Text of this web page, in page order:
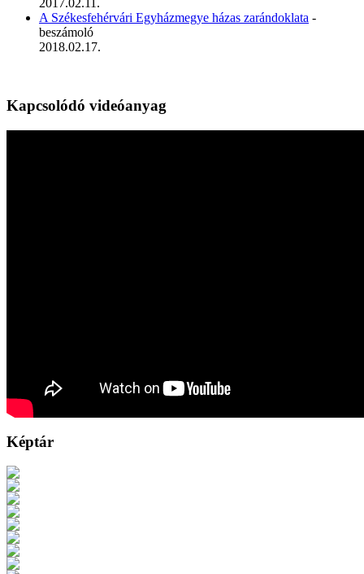
A Székesfehérvári Egyházmegye házas zarándoklata -
beszámoló
2018.02.17.
Kapcsolódó videóanyag
Képtár